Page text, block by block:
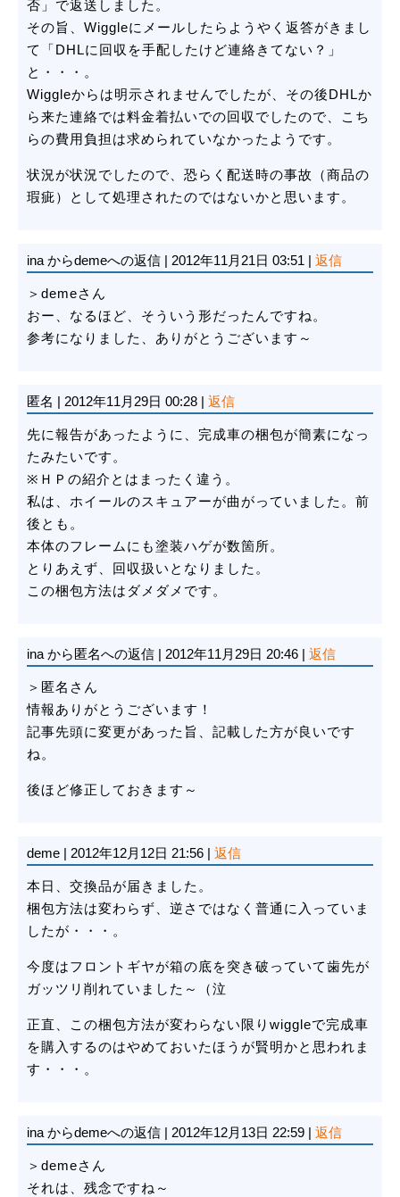
否」で返送しました。
その旨、Wiggleにメールしたらようやく返答がきまし
て「DHLに回収を手配したけど連絡きてない？」
と・・・。
Wiggleからは明示されませんでしたが、その後DHLか
ら来た連絡では料金着払いでの回収でしたので、こち
らの費用負担は求められていなかったようです。
状況が状況でしたので、恐らく配送時の事故（商品の
瑕疵）として処理されたのではないかと思います。
ina からdemeへの返信 | 2012年11月21日 03:51 | 返信
＞demeさん
おー、なるほど、そういう形だったんですね。
参考になりました、ありがとうございます～
匿名 | 2012年11月29日 00:28 | 返信
先に報告があったように、完成車の梱包が簡素になっ
たみたいです。
※ＨＰの紹介とはまったく違う。
私は、ホイールのスキュアーが曲がっていました。前
後とも。
本体のフレームにも塗装ハゲが数箇所。
とりあえず、回収扱いとなりました。
この梱包方法はダメダメです。
ina から匿名への返信 | 2012年11月29日 20:46 | 返信
＞匿名さん
情報ありがとうございます！
記事先頭に変更があった旨、記載した方が良いです
ね。
後ほど修正しておきます～
deme | 2012年12月12日 21:56 | 返信
本日、交換品が届きました。
梱包方法は変わらず、逆さではなく普通に入っていま
したが・・・。
今度はフロントギヤが箱の底を突き破っていて歯先が
ガッツリ削れていました～（泣
正直、この梱包方法が変わらない限りwiggleで完成車
を購入するのはやめておいたほうが賢明かと思われま
す・・・。
ina からdemeへの返信 | 2012年12月13日 22:59 | 返信
＞demeさん
それは、残念ですね～